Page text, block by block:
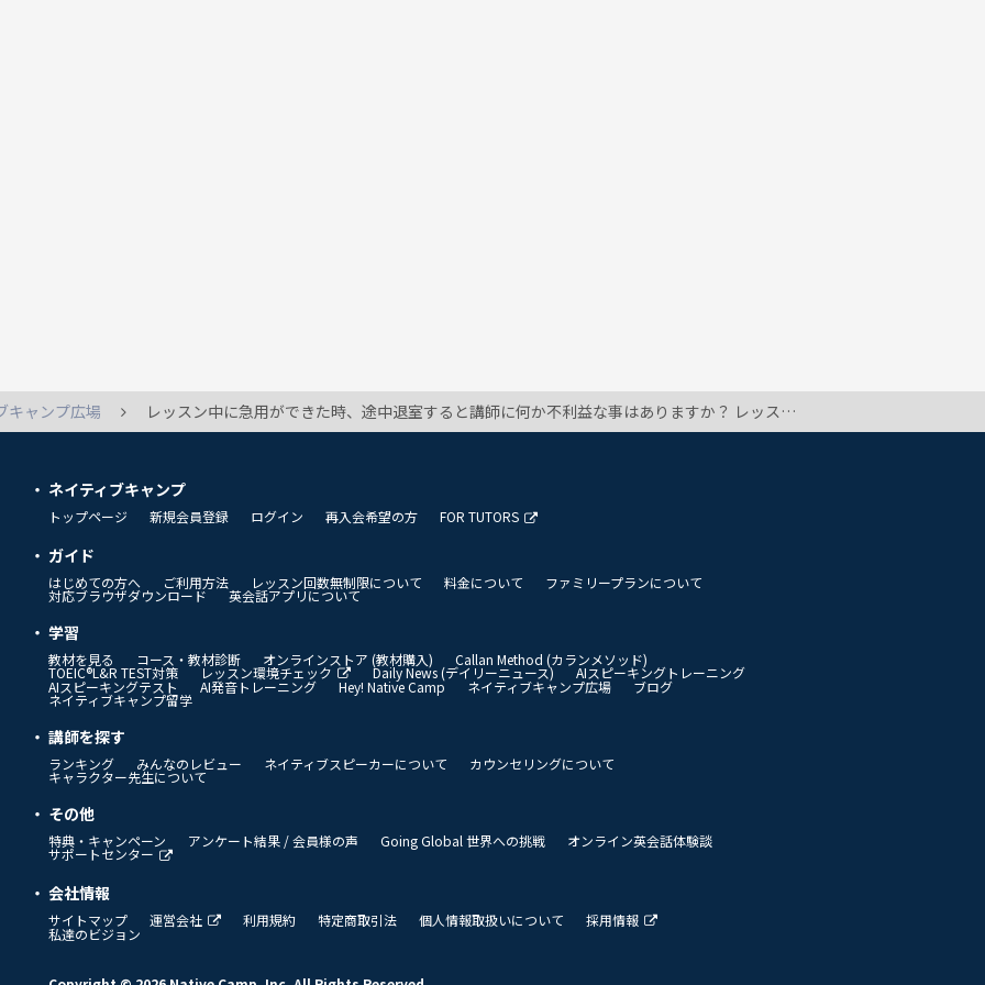
キャンプ広場 レッスン中に急用ができた時、途中退室すると講師に何か不利益な事はありますか？ レッスン中に子供がぐずりまくって途中で退室させてもらおうとした際に、そのままでいい(？)みたいな事を言われたんです。 途中で切り上げるよりは、レッスンはそのままにして先生にさよならを言う方がいいのでしょうか？
ネイティブキャンプ
トップページ 新規会員登録 ログイン 再入会希望の方 FOR TUTORS
ガイド
はじめての方へ ご利用方法 レッスン回数無制限について 料金について ファミリープランについて
対応ブラウザダウンロード 英会話アプリについて
学習
教材を見る コース・教材診断 オンラインストア (教材購入) Callan Method (カランメソッド)
TOEIC®L&R TEST対策 レッスン環境チェック Daily News (デイリーニュース)
AIスピーキングトレーニング
AIスピーキングテスト
AI発音トレーニング Hey! Native Camp ネイティブキャンプ広場 ブログ
ネイティブキャンプ留学
講師を探す
ランキング みんなのレビュー ネイティブスピーカーについて カウンセリングについて
キャラクター先生について
その他
特典・キャンペーン アンケート結果 / 会員様の声 Going Global 世界への挑戦 オンライン英会話体験談
サポートセンター
会社情報
サイトマップ 運営会社 利用規約 特定商取引法 個人情報取扱いについて 採用情報
私達のビジョン